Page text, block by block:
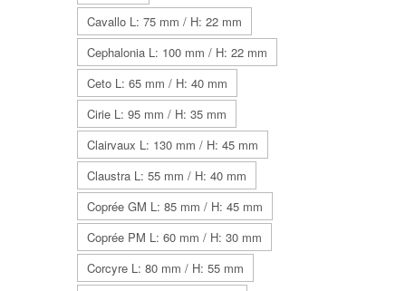
Cavallo L: 75 mm / H: 22 mm
Cephalonia L: 100 mm / H: 22 mm
Ceto L: 65 mm / H: 40 mm
Cirie L: 95 mm / H: 35 mm
Clairvaux L: 130 mm / H: 45 mm
Claustra L: 55 mm / H: 40 mm
Coprée GM L: 85 mm / H: 45 mm
Coprée PM L: 60 mm / H: 30 mm
Corcyre L: 80 mm / H: 55 mm